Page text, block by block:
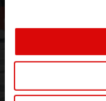
Hållbarhet
Jobba hos oss